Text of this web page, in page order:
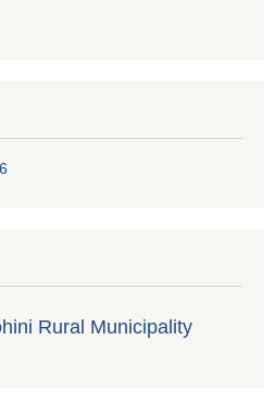
Rural Municipality